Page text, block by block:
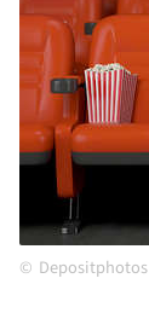
Depositphotos